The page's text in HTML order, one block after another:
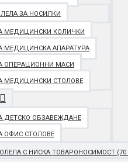
ЗА НОСИЛКИ
МЕДИЦИНСКИ КОЛИЧКИ
МЕДИЦИНСКА АПАРАТУРА
ОПЕРАЦИОННИ МАСИ
МЕДИЦИНСКИ СТОЛОВЕ
ДЕТСКО ОБЗАВЕЖДАНЕ
ОФИС СТОЛОВЕ
С НИСКА ТОВАРОНОСИМОСТ (70 -